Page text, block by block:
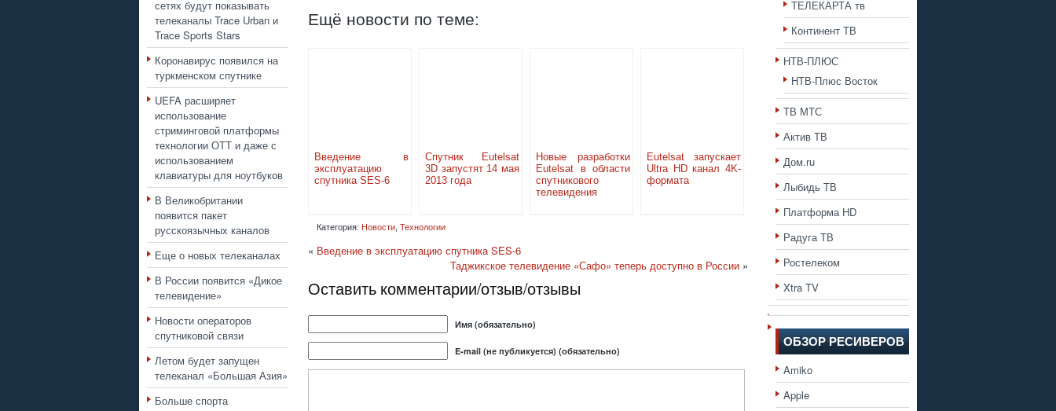
сетях будут показывать
телеканалы Trace Urban и
Trace Sports Stars
Коронавирус появился на
туркменском спутнике
UEFA расширяет
использование
стриминговой платформы
технологии ОТТ и даже с
использованием
клавиатуры для ноутбуков
В Великобритании
появится пакет
русскоязычных каналов
Еще о новых телеканалах
В России появится «Дикое
телевидение»
Новости операторов
спутниковой связи
Летом будет запущен
телеканал «Большая Азия»
Больше спорта
Ещё новости по теме:
Введение в
эксплуатацию
спутника SES-6
Спутник Eutelsat
3D запустят 14 мая
2013 года
Новые разработки
Eutelsat в области
спутникового
телевидения
Eutelsat запускает
Ultra HD канал 4K-
формата
Категория: Новости Технологии
« Введение в эксплуатацию спутника SES-6
Таджикское телевидение «Сафо» теперь доступно в России »
Оставить комментарии/отзыв/отзывы
Имя (обязательно)
E-mail (не публикуется) (обязательно)
ТЕЛЕКАРТА тв
Континент ТВ
НТВ-ПЛЮС
НТВ-Плюс Восток
ТВ МТС
Актив ТВ
Дом.ru
Лыбидь ТВ
Платформа HD
Радуга ТВ
Ростелеком
Xtra TV
ОБЗОР РЕСИВЕРОВ
Amiko
Apple